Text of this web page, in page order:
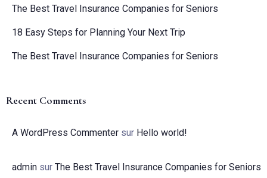
The Best Travel Insurance Companies for Seniors
18 Easy Steps for Planning Your Next Trip
The Best Travel Insurance Companies for Seniors
Recent Comments
A WordPress Commenter sur Hello world!
admin sur The Best Travel Insurance Companies for Seniors